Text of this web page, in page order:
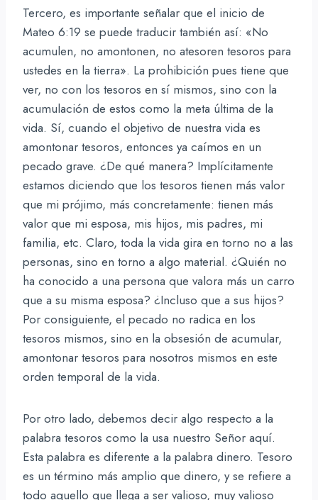
Tercero, es importante señalar que el inicio de
Mateo 6:19 se puede traducir también así: «No
acumulen, no amontonen, no atesoren tesoros para
ustedes en la tierra». La prohibición pues tiene que
ver, no con los tesoros en sí mismos, sino con la
acumulación de estos como la meta última de la
vida. Sí, cuando el objetivo de nuestra vida es
amontonar tesoros, entonces ya caímos en un
pecado grave. ¿De qué manera? Implícitamente
estamos diciendo que los tesoros tienen más valor
que mi prójimo, más concretamente: tienen más
valor que mi esposa, mis hijos, mis padres, mi
familia, etc. Claro, toda la vida gira en torno no a las
personas, sino en torno a algo material. ¿Quién no
ha conocido a una persona que valora más un carro
que a su misma esposa? ¿Incluso que a sus hijos?
Por consiguiente, el pecado no radica en los
tesoros mismos, sino en la obsesión de acumular,
amontonar tesoros para nosotros mismos en este
orden temporal de la vida.
Por otro lado, debemos decir algo respecto a la
palabra tesoros como la usa nuestro Señor aquí.
Esta palabra es diferente a la palabra dinero. Tesoro
es un término más amplio que dinero, y se refiere a
todo aquello que llega a ser valioso, muy valioso